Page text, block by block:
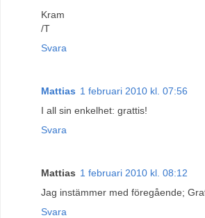
Kram
/T
Svara
Mattias 1 februari 2010 kl. 07:56
I all sin enkelhet: grattis!
Svara
Mattias 1 februari 2010 kl. 08:12
Jag instämmer med föregående;
Svara